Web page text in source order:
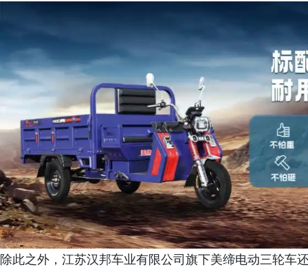
除此之外，江苏汉邦车业有限公司旗下美缔电动三轮车